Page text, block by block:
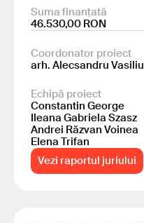
Suma finanțată
46.530,00 RON
Coordonator proiect
arh. Alecsandru Vasiliu
Echipă proiect
Constantin George
Ileana Gabriela Szasz
Andrei Răzvan Voinea
Elena Trifan
Vezi raportul juriului